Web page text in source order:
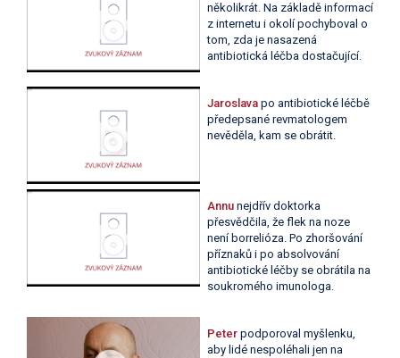
několikrát. Na základě informací
z internetu i okolí pochyboval o
tom, zda je nasazená
antibiotická léčba dostačující.
Jaroslava po antibiotické léčbě
předepsané revmatologem
nevěděla, kam se obrátit.
Annu nejdřív doktorka
přesvědčila, že flek na noze
není borrelióza. Po zhoršování
příznaků i po absolvování
antibiotické léčby se obrátila na
soukromého imunologa.
Peter podporoval myšlenku,
aby lidé nespoléhali jen na